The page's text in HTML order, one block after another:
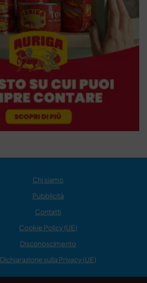
Chi siamo
Pubblicità
Contatti
Cookie Policy (UE)
Disconoscimento
Dichiarazione sulla Privacy (UE)